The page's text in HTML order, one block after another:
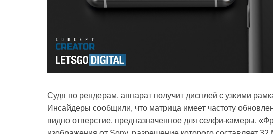
Судя по рендерам, аппарат получит дисплей с узкими
Инсайдеры сообщили, что матрица имеет частоту
видно отверстие, предназначенное для селфи-камеры.